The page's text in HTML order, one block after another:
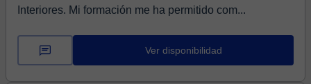
Interiores. Mi formación me ha permitido com...
Ver disponibilidad